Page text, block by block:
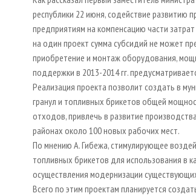
республики 22 июня, содействие развитию
предприятиям на компенсацию части
на один проект сумма субсидий не может
приобретение и монтаж оборудования,
поддержки в 2013-2014 гг.
Реализация проекта позволит создать в
гранул и топливных брикетов общей
отходов, привлечь в развитие
районах около 100 новых рабочих мест.
По мнению А. Гибежа, стимулирующее
топливных брикетов для использования в
осуществления модернизации
Всего по этим проектам планируется